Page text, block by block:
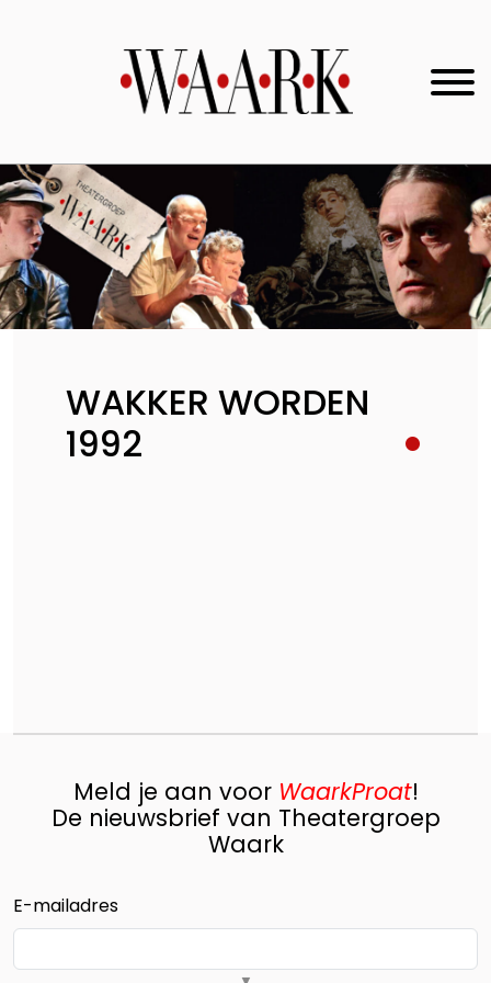
WAKKER WORDEN
1992
Meld je aan voor WaarkProat!
De nieuwsbrief van Theatergroep
Waark
E-mailadres